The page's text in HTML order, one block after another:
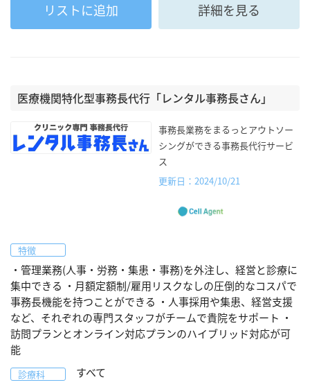
リストに追加 詳細を見る
医療機関特化型事務長代行「レンタル事務長さん」
事務長業務をまるっとアウトソー
シングができる事務長代行サービ
ス
更新日：2024/10/21
特徴
・管理業務(人事・労務・集患・事務)を外注し、経営と診療に
集中できる ・月額定額制/雇用リスクなしの圧倒的なコスパで
事務長機能を持つことができる ・人事採用や集患、経営支援
など、それぞれの専門スタッフがチームで貴院をサポート ・
訪問プランとオンライン対応プランのハイブリッド対応が可
能
診療科 すべて